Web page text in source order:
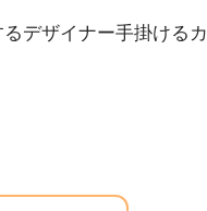
デザイナー手掛けるカ